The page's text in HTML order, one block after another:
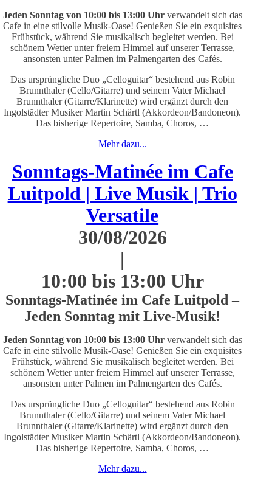
Jeden Sonntag von 10:00 bis 13:00 Uhr verwandelt sich das
Cafe in eine stilvolle Musik-Oase! Genießen Sie ein exquisites
Frühstück, während Sie musikalisch begleitet werden. Bei
schönem Wetter unter freiem Himmel auf unserer Terrasse,
ansonsten unter Palmen im Palmengarten des Cafés.
Das ursprüngliche Duo „Celloguitar“ bestehend aus Robin
Brunnthaler (Cello/Gitarre) und seinem Vater Michael
Brunnthaler (Gitarre/Klarinette) wird ergänzt durch den
Ingolstädter Musiker Martin Schärtl (Akkordeon/Bandoneon).
Das bisherige Repertoire, Samba, Choros, …
Mehr dazu...
Sonntags-Matinée im Cafe
Luitpold | Live Musik | Trio
Versatile
30/08/2026
|
10:00 bis 13:00 Uhr
Sonntags-Matinée im Cafe Luitpold –
Jeden Sonntag mit Live-Musik!
Jeden Sonntag von 10:00 bis 13:00 Uhr verwandelt sich das
Cafe in eine stilvolle Musik-Oase! Genießen Sie ein exquisites
Frühstück, während Sie musikalisch begleitet werden. Bei
schönem Wetter unter freiem Himmel auf unserer Terrasse,
ansonsten unter Palmen im Palmengarten des Cafés.
Das ursprüngliche Duo „Celloguitar“ bestehend aus Robin
Brunnthaler (Cello/Gitarre) und seinem Vater Michael
Brunnthaler (Gitarre/Klarinette) wird ergänzt durch den
Ingolstädter Musiker Martin Schärtl (Akkordeon/Bandoneon).
Das bisherige Repertoire, Samba, Choros, …
Mehr dazu...